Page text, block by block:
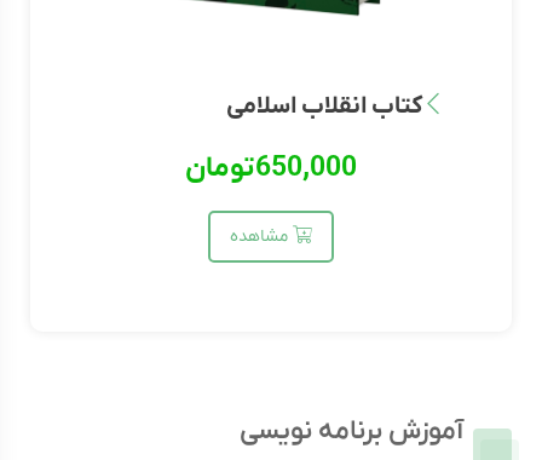
کتاب انقلاب اسلامی
650,000تومان
مشاهده
آموزش برنامه نویسی